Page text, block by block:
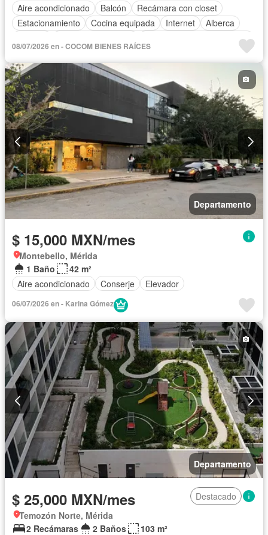
Aire acondicionado
Balcón
Recámara con closet
Estacionamiento
Cocina equipada Internet
Alberca
Completamente amueblado
08/07/2026 en - COCOM BIENES RAÍCES
Departamento
$ 15,000 MXN/mes
Montebello, Mérida
1 Baño
42 m²
Aire acondicionado
Conserje Elevador
06/07/2026 en - Karina Gómez
Departamento
$ 25,000 MXN/mes
Destacado
Temozón Norte, Mérida
2 Recámaras
2 Baños
103 m²